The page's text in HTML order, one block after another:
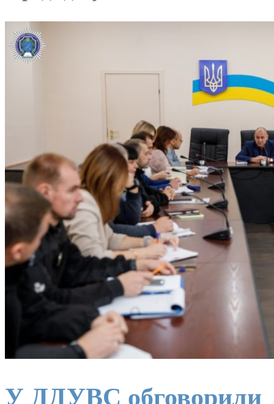
У ДДУВС обговорили